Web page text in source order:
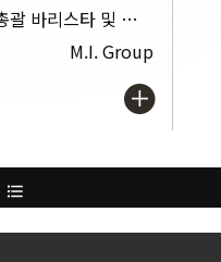
총괄 바리스타 및 음료 R&D
M.I. Group
format_list_bulleted